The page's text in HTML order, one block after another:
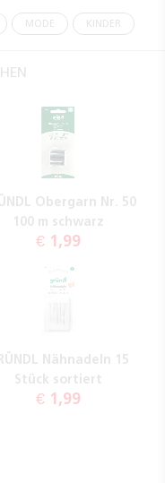
MODE KINDER
Obergarn Nr. 50
100 m schwarz
€ 1,99
Nähnadeln 15
Stück sortiert
€ 1,99